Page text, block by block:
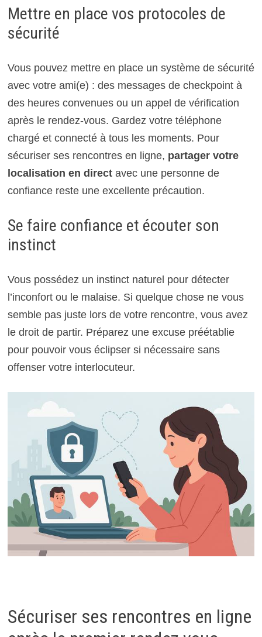
Mettre en place vos protocoles de
sécurité
Vous pouvez mettre en place un système de sécurité
avec votre ami(e) : des messages de checkpoint à
des heures convenues ou un appel de vérification
après le rendez-vous. Gardez votre téléphone
chargé et connecté à tous les moments. Pour
sécuriser ses rencontres en ligne, partager votre
localisation en directavec une personne de
confiance reste une excellente précaution.
Se faire confiance et écouter son
instinct
Vous possédez un instinct naturel pour détecter
l’inconfort ou le malaise. Si quelque chose ne vous
semble pas juste lors de votre rencontre, vous avez
le droit de partir. Préparez une excuse préétablie
pour pouvoir vous éclipser si nécessaire sans
offenser votre interlocuteur.
Sécuriser ses rencontres en ligne